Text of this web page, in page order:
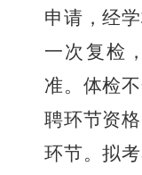
申请，经
一次复检
准。体检
聘环节资
环节。拟